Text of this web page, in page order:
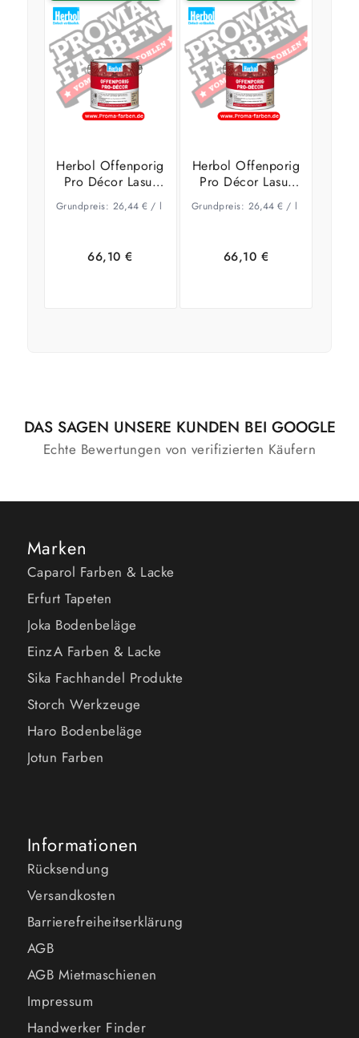
Herbol Offenporig
Pro Décor Lasur
2,5 Liter
KASTANIE
Grundpreis: 26,44 €/ l
66,10€
Herbol Offenporig
Pro Décor Lasur
2,5 Liter
MAHAGONI
Grundpreis: 26,44 €/ l
66,10 €
DAS SAGEN UNSERE KUNDEN BEI GOOGLE
Echte Bewertungen von verifizierten Käufern
Marken
Caparol Farben & Lacke
Erfurt Tapeten
Joka Bodenbeläge
EinzA Farben & Lacke
Sika Fachhandel Produkte
Storch Werkzeuge
Haro Bodenbeläge
Jotun Farben
Informationen
Rücksendung
Versandkosten
Barrierefreiheitserklärung
AGB
AGB Mietmaschienen
Impressum
Handwerker Finder